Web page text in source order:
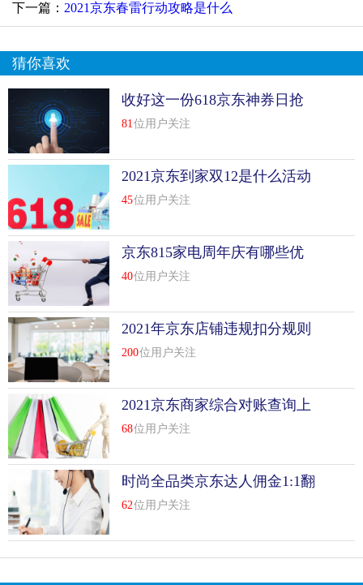
下一篇： 2021京东春雷行动攻略是什么
猜你喜欢
收好这一份618京东神券日抢
券攻略
81位用户关注
2021京东到家双12是什么活动
45位用户关注
京东815家电周年庆有哪些优
惠活动
40位用户关注
2021年京东店铺违规扣分规则
200位用户关注
2021京东商家综合对账查询上
线啦
68位用户关注
时尚全品类京东达人佣金1:1翻
倍
62位用户关注